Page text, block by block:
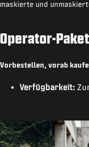
maskierte und
Operator-
Vorbestellen, vorab
Verfügbarkeit: